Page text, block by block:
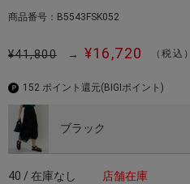
商品番号：B5543FSK052
¥41,800 → ¥16,720 （税込）
152 ポイント還元(BIGIポイント)
ブラック
40 / 在庫なし 店舗在庫